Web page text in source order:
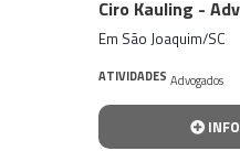
Ciro Kauling -
Em São Joaquim/SC
ATIVIDADES Advogados